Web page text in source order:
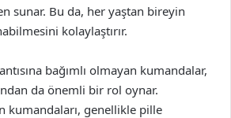
sunar. Bu da, her yaştan bireyin
kolaylaştırır.
bağımlı olmayan kumandalar,
da önemli bir rol oynar.
kumandaları, genellikle pille